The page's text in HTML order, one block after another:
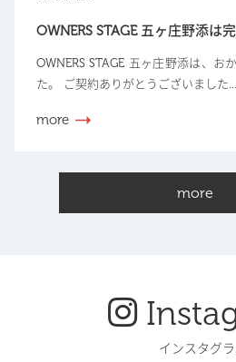
OWNERS STAGE 五ヶ庄野添は
OWNERS STAGE 五ヶ庄野添は、お
た。 ご契約ありがとうございました...
more
more
インスタグ